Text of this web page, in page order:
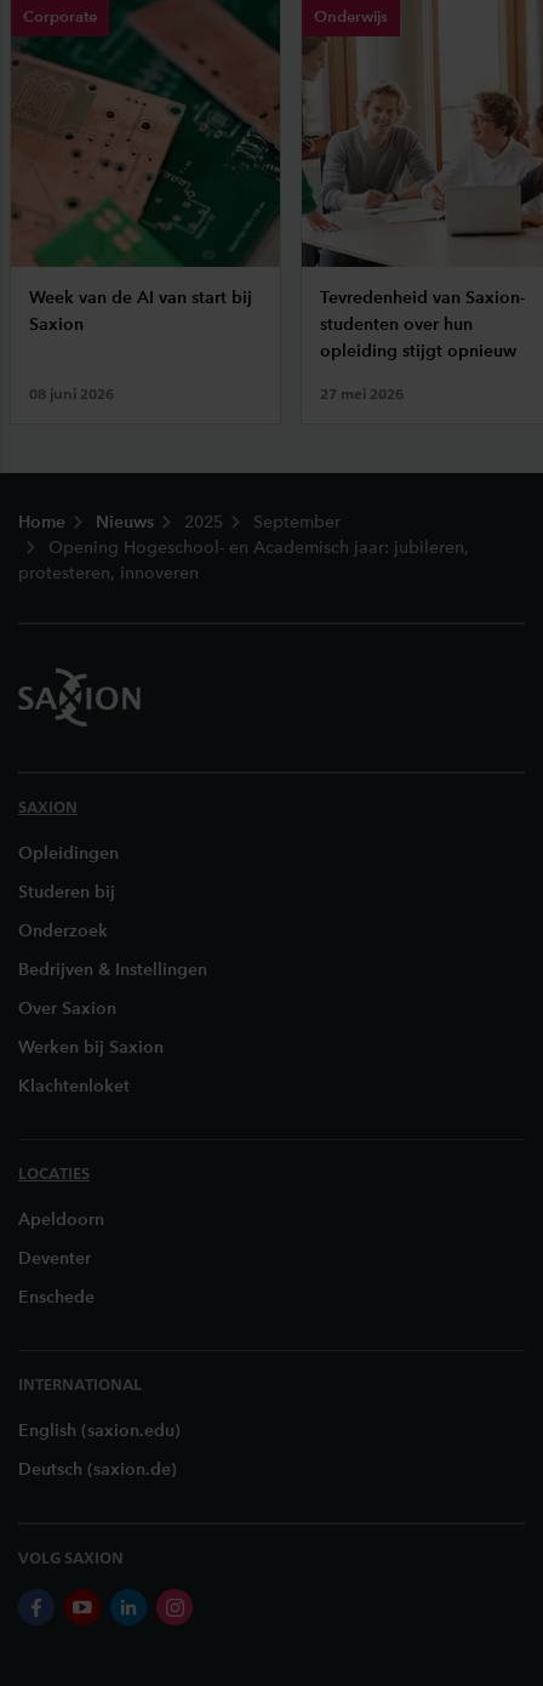
Corporate
Week van de AI van start bij
Saxion
08 juni 2026
Onderwijs
Tevredenheid van Saxion-
studenten over hun
opleiding stijgt opnieuw
27 mei 2026
Home Nieuws 2025
September
Opening Hogeschool- en Academisch jaar: jubileren,
protesteren, innoveren
SAXION
Opleidingen
Studeren bij
Onderzoek
Bedrijven & Instellingen
Over Saxion
Werken bij Saxion
Klachtenloket
LOCATIES
Apeldoorn
Deventer
Enschede
INTERNATIONAL
English (saxion.edu)
Deutsch (saxion.de)
VOLG SAXION
facebookyoutubelinkedininstagram